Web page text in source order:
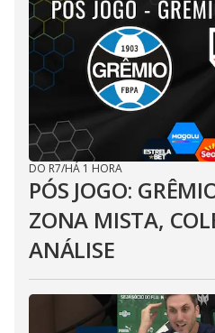
DO R7/HÁ 1 HORA
PÓS JOGO:
ZONA MISTA,
ANÁLISE